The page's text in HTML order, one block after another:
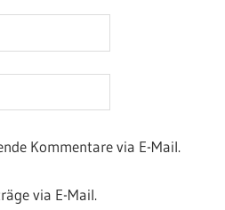
Kommentare via E-Mail.
via E-Mail.